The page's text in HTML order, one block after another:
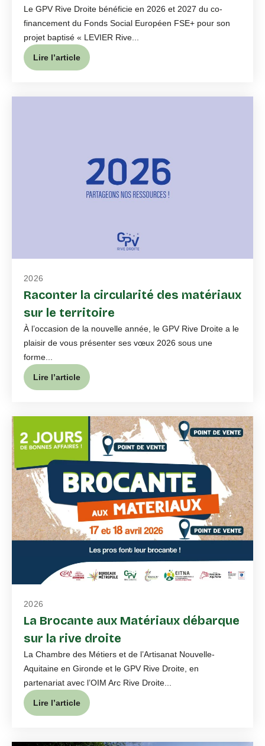
Le GPV Rive Droite bénéficie en 2026 et 2027 du co-
financement du Fonds Social Européen FSE+ pour son
projet baptisé « LEVIER Rive...
Lire l’article
2026
Raconter la circularité des matériaux
sur le territoire
À l’occasion de la nouvelle année, le GPV Rive Droite a le
plaisir de vous présenter ses vœux 2026 sous une
forme...
Lire l’article
2026
La Brocante aux Matériaux débarque
sur la rive droite
La Chambre des Métiers et de l’Artisanat Nouvelle-
Aquitaine en Gironde et le GPV Rive Droite, en
partenariat avec l’OIM Arc Rive Droite...
Lire l’article